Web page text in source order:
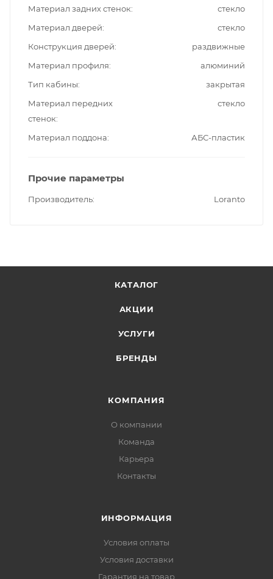
Материал задних стенок
стекло
Материал дверей
стекло
Конструкция дверей
раздвижные
Материал профиля
алюминий
Тип кабины
закрытая
Материал передних
стенок
стекло
Материал поддона АБС-пластик
Прочие параметры
Производитель Loranto
КАТАЛОГ
АКЦИИ
УСЛУГИ
БРЕНДЫ
КОМПАНИЯ
О компании
Команда
Карьера
Контакты
ИНФОРМАЦИЯ
Условия оплаты
Условия доставки
Гарантия на товар